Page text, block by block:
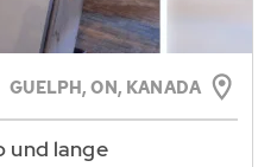
GUELPH, ON, KANADA
und lange